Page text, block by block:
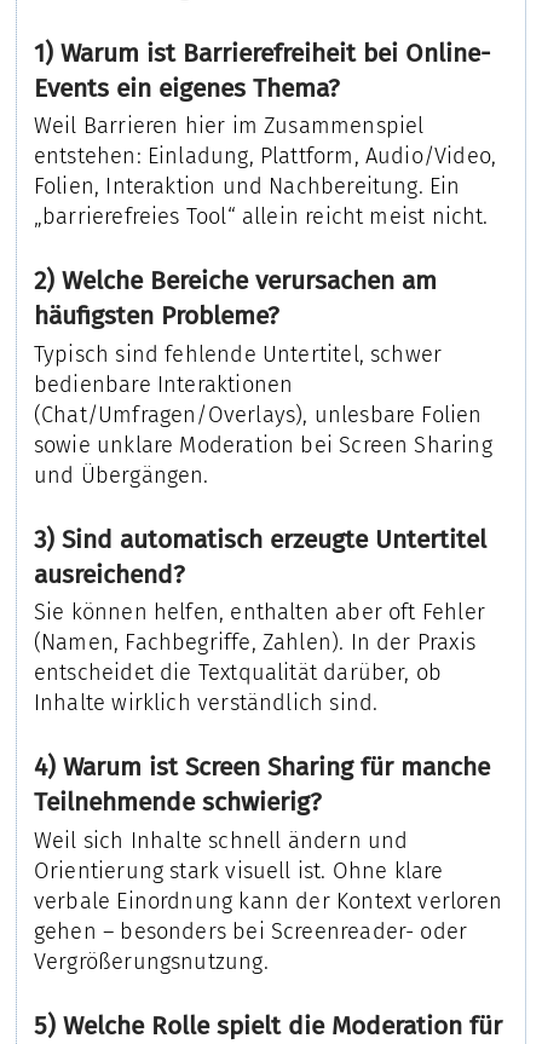
1) Warum ist Barrierefreiheit bei Online-
Events ein eigenes Thema?
Weil Barrieren hier im Zusammenspiel
entstehen: Einladung, Plattform, Audio/Video,
Folien, Interaktion und Nachbereitung. Ein
„barrierefreies Tool“ allein reicht meist nicht.
2) Welche Bereiche verursachen am
häufigsten Probleme?
Typisch sind fehlende Untertitel, schwer
bedienbare Interaktionen
(Chat/Umfragen/Overlays), unlesbare Folien
sowie unklare Moderation bei Screen Sharing
und Übergängen.
3) Sind automatisch erzeugte Untertitel
ausreichend?
Sie können helfen, enthalten aber oft Fehler
(Namen, Fachbegriffe, Zahlen). In der Praxis
entscheidet die Textqualität darüber, ob
Inhalte wirklich verständlich sind.
4) Warum ist Screen Sharing für manche
Teilnehmende schwierig?
Weil sich Inhalte schnell ändern und
Orientierung stark visuell ist. Ohne klare
verbale Einordnung kann der Kontext verloren
gehen – besonders bei Screenreader- oder
Vergrößerungsnutzung.
5) Welche Rolle spielt die Moderation für